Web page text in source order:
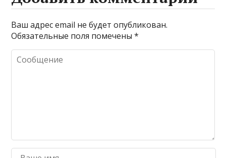
Ваш адрес email не будет опубликован.
Обязательные поля помечены*